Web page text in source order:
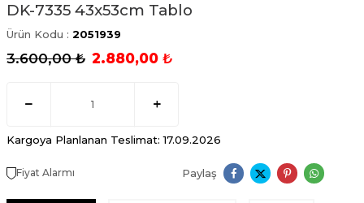
DK-7335 43x53cm Tablo
Ürün Kodu : 2051939
3.600,00₺ 2.880,00 ₺
Kargoya Planlanan Teslimat: 17.09.2026
Fiyat Alarmı Paylaş